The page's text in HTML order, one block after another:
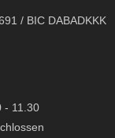
/ BIC DABADKKK
- 11.30